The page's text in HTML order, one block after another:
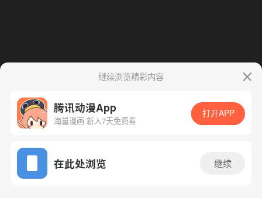
App免费看
继续浏览精彩内容
腾讯动漫App
海量漫画 新人7天免费看
打开APP
在此处浏览 继续